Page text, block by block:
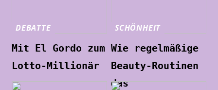
DEBATTE
Mit El Gordo zum
Lotto-Millionär
SCHÖNHEIT
Wie regelmäßige
Beauty-Routinen
das